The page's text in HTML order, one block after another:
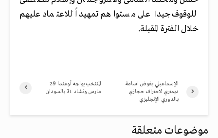
للوقوف جيدا على مستواهم تمهيداً للاعتماد عليهم
خلال الفترة المقبلة.
المنتخب يواجه أوغندا 29
مارس وتشاد 31 بالسودان
الإسماعيلي يفوض اسامة
ديمتري لاحتراف حجازي
بالدوري الإنجليزي
موضوعات متعلقة